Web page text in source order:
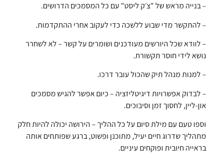
– בנייה מראש של "צ׳ק ליסט" עם כל המסמכים הדרושים.
– להתקשר מדי שבוע ללשכה כדי לעקוב אחרי ההתקדמות.
– לוודא שכל היורשים מעודכנים ושומרים על קשר – לא לשחרר
נושא לידי חוסר תקשורת.
– למנות מנהל תיק שהכול עובר דרכו.
– לבדוק אפשרויות דיגיטליזציה – כיום אפשר להגיש מסמכים
און-ליין, לחסוך זמן וסיבוכים.
וספו טעם עם מילת סיום על כל ההליך – הירושה יכולה להיות חלק
מתהליך שדרוג חיים יעיל, מתוכנן ופשוט, ברגע שפותחים אותה
בראייה חיובית ופוקחים עיניים.